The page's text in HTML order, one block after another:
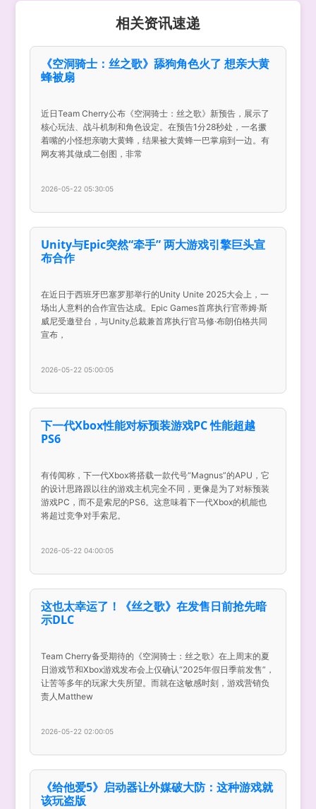
相关资讯速递
《空洞骑士：丝之歌》舔狗角色火了 想亲大黄
蜂被扇
近日Team Cherry公布《空洞骑士：丝之歌》新预告，展示了
核心玩法、战斗机制和角色设定。在预告1分28秒处，一名撅
着嘴的小怪想亲吻大黄蜂，结果被大黄蜂一巴掌扇到一边。有
网友将其做成二创图，非常
2026-05-22 05:30:05
Unity与Epic突然“牵手” 两大游戏引擎巨头宣
布合作
在近日于西班牙巴塞罗那举行的Unity Unite 2025大会上，一
场出人意料的合作宣告达成。Epic Games首席执行官蒂姆·斯
威尼受邀登台，与Unity总裁兼首席执行官马修·布朗伯格共同
宣布，
2026-05-22 05:00:05
下一代Xbox性能对标预装游戏PC 性能超越
PS6
有传闻称，下一代Xbox将搭载一款代号“Magnus”的APU，它
的设计思路跟以往的游戏主机完全不同，更像是为了对标预装
游戏PC，而不是索尼的PS6。这意味着下一代Xbox的机能也
将超过竞争对手索尼。
2026-05-22 04:00:05
这也太幸运了！《丝之歌》在发售日前抢先暗
示DLC
Team Cherry备受期待的《空洞骑士：丝之歌》在上周末的夏
日游戏节和Xbox游戏发布会上仅确认“2025年假日季前发售”，
让苦等多年的玩家大失所望。而就在这敏感时刻，游戏营销负
责人Matthew
2026-05-22 02:00:05
《给他爱5》启动器让外媒破大防：这种游戏就
该玩盗版